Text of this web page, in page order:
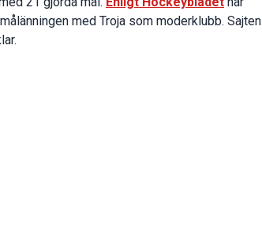
med Troja som moderklubb. Sajten